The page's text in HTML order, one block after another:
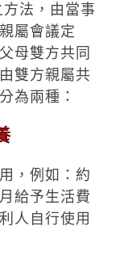
法，由當事
屬會議定
母雙方共同
雙方親屬共
為兩種：
，例如：約
給予生活費
人自行使用